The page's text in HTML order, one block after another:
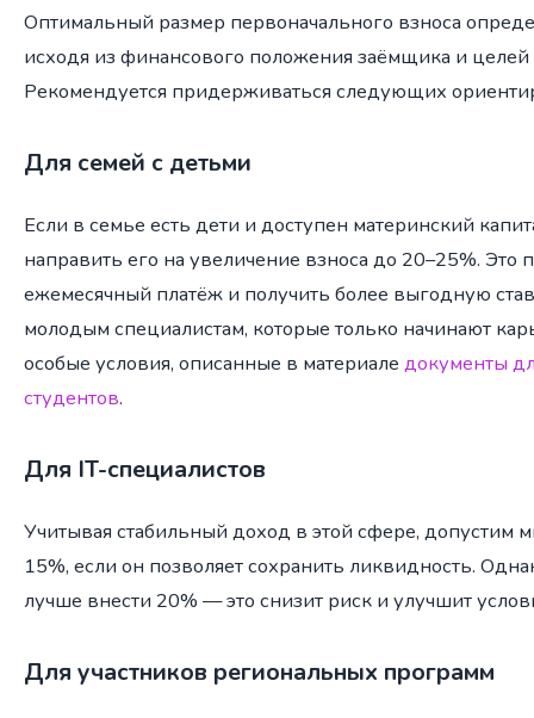
Оптимальный размер первоначального взноса
исходя из финансового положения заёмщика и
Рекомендуется придерживаться следующих
Для семей с детьми
Если в семье есть дети и доступен материнский
направить его на увеличение взноса до 20–25%. Это
ежемесячный платёж и получить более выгодную
молодым специалистам, которые только начинают
особые условия, описанные в материале документы
студентов.
Для IT-специалистов
Учитывая стабильный доход в этой сфере, допустим
15%, если он позволяет сохранить ликвидность.
лучше внести 20% — это снизит риск и улучшит
Для участников региональных программ